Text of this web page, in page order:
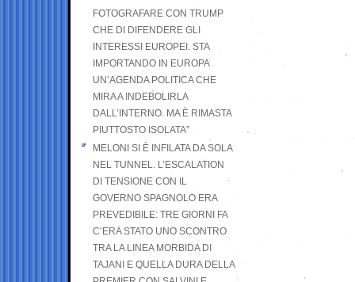
FOTOGRAFARE CON TRUMP
CHE DI DIFENDERE GLI
INTERESSI EUROPEI. STA
IMPORTANDO IN EUROPA
UN’AGENDA POLITICA CHE
MIRA A INDEBOLIRLA
DALL’INTERNO. MA È RIMASTA
PIUTTOSTO ISOLATA”
MELONI SI È INFILATA DA SOLA
NEL TUNNEL. L’ESCALATION
DI TENSIONE CON IL
GOVERNO SPAGNOLO ERA
PREVEDIBILE: TRE GIORNI FA
C’ERA STATO UNO SCONTRO
TRA LA LINEA MORBIDA DI
TAJANI E QUELLA DURA DELLA